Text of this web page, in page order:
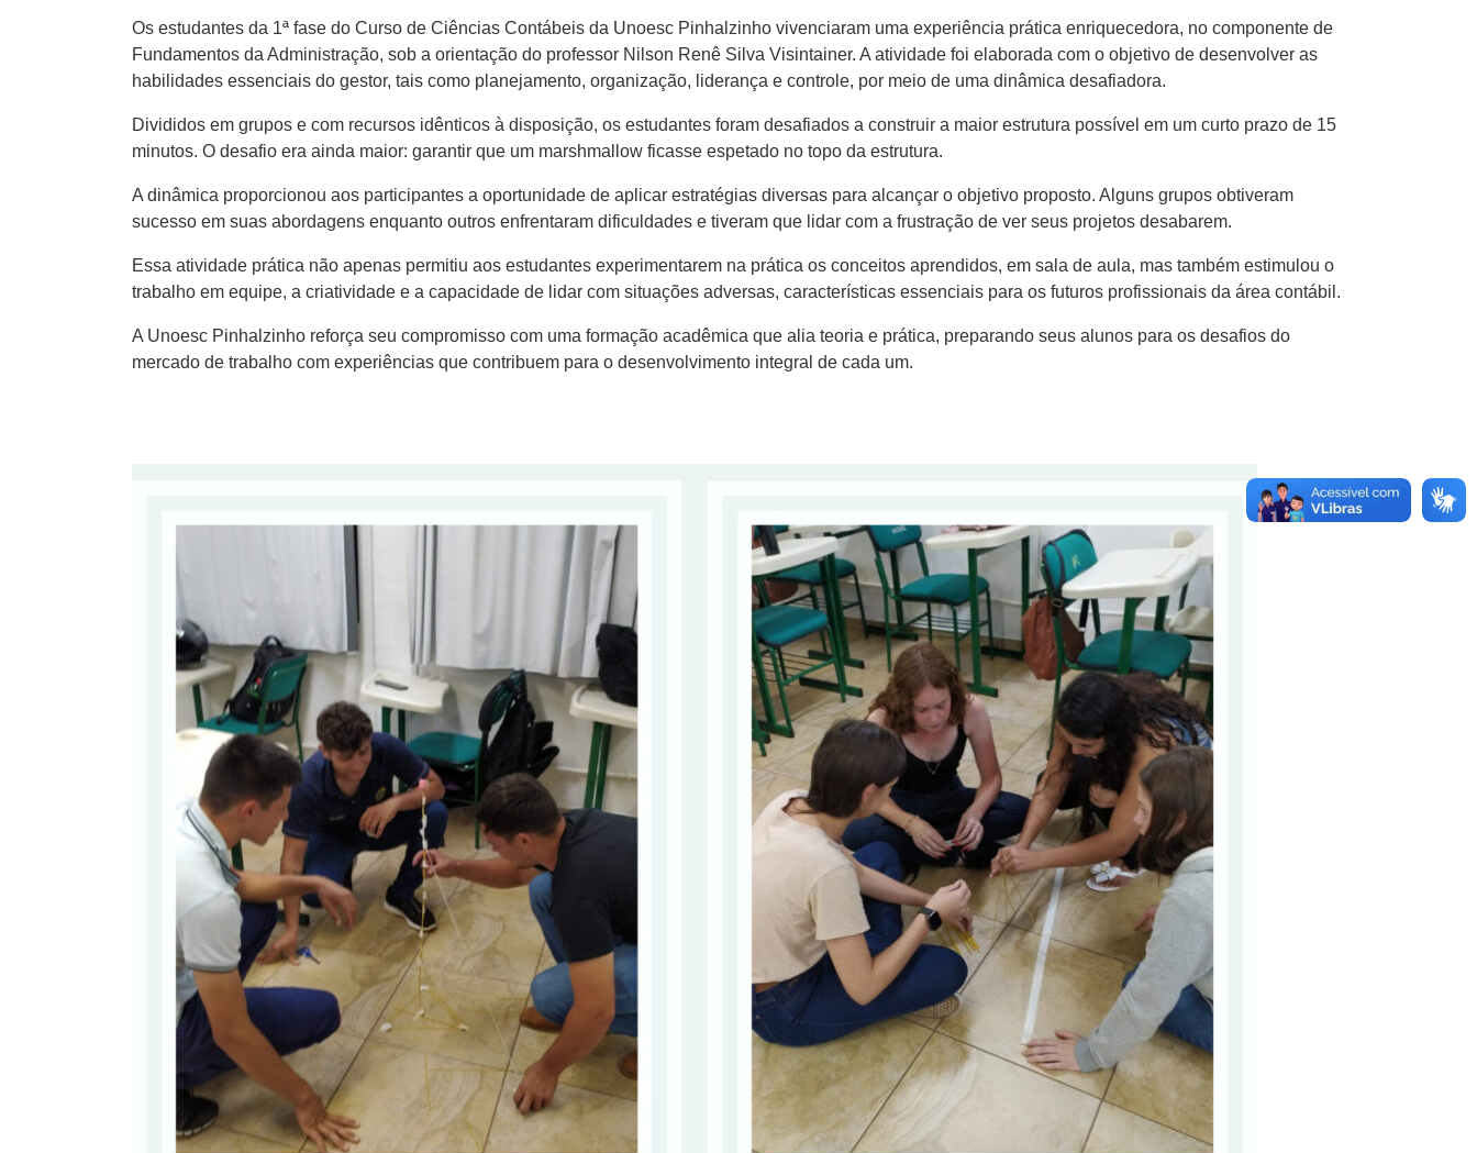
Os estudantes da 1ª fase do Curso de Ciências Contábeis da Unoesc Pinhalzinho vivenciaram uma experiência prática enriquecedora, no componente de
Fundamentos da Administração, sob a orientação do professor Nilson Renê Silva Visintainer. A atividade foi elaborada com o objetivo de desenvolver as
habilidades essenciais do gestor, tais como planejamento, organização, liderança e controle, por meio de uma dinâmica desafiadora.
Divididos em grupos e com recursos idênticos à disposição, os estudantes foram desafiados a construir a maior estrutura possível em um curto prazo de 15
minutos. O desafio era ainda maior: garantir que um marshmallow ficasse espetado no topo da estrutura.
A dinâmica proporcionou aos participantes a oportunidade de aplicar estratégias diversas para alcançar o objetivo proposto. Alguns grupos obtiveram
sucesso em suas abordagens enquanto outros enfrentaram dificuldades e tiveram que lidar com a frustração de ver seus projetos desabarem.
Essa atividade prática não apenas permitiu aos estudantes experimentarem na prática os conceitos aprendidos, em sala de aula, mas também estimulou o
trabalho em equipe, a criatividade e a capacidade de lidar com situações adversas, características essenciais para os futuros profissionais da área contábil.
A Unoesc Pinhalzinho reforça seu compromisso com uma formação acadêmica que alia teoria e prática, preparando seus alunos para os desafios do
mercado de trabalho com experiências que contribuem para o desenvolvimento integral de cada um.